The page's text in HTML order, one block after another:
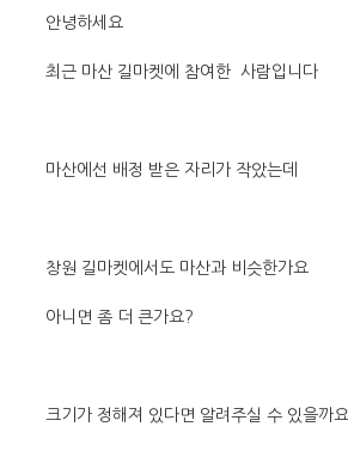
안녕하세요
최근 마산 길마켓에 참여한 사람입니다
마산에선 배정 받은 자리가 작았는데
창원 길마켓에서도 마산과 비슷한가요
아니면 좀 더 큰가요?
크기가 정해져 있다면 알려주실 수 있을까